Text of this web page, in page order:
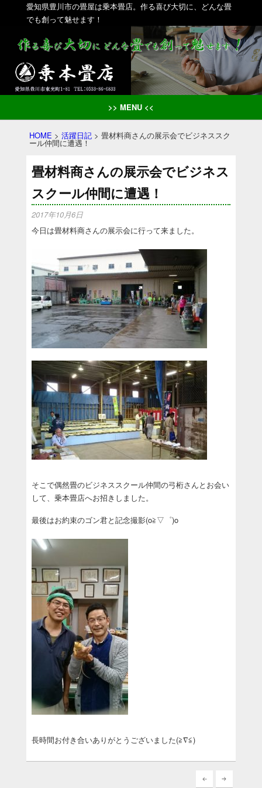
愛知県豊川市の畳屋は乗本畳店。作る喜び大切に、どんな畳
でも創って魅せます！
>> MENU <<
HOME > 活躍日記> 畳材料商さんの展示会でビジネススク
ール仲間に遭遇！
畳材料商さんの展示会でビジネス
スクール仲間に遭遇！
2017年10月6日
今日は畳材料商さんの展示会に行って来ました。
そこで偶然畳のビジネススクール仲間の弓桁さんとお会い
して、乗本畳店へお招きしました。
最後はお約束のゴン君と記念撮影(o≧▽゜)o
長時間お付き合いありがとうございました(≧∇≦)